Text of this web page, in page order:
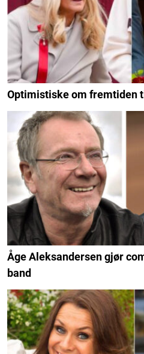
Optimistiske om fremtiden
Åge Aleksandersen gjør
band